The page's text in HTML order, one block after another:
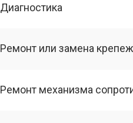
Диагностика
Ремонт или замена
Ремонт механизма